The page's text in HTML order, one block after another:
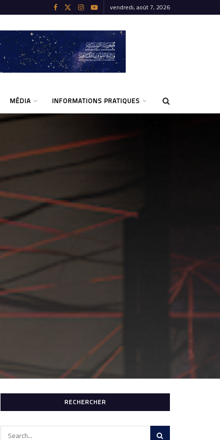
vendredi, août 7, 2026
MÉDIA INFORMATIONS PRATIQUES
RECHERCHER